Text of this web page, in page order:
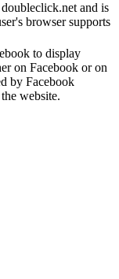
and is
browser supports
to display
on Facebook or on
by Facebook
website.